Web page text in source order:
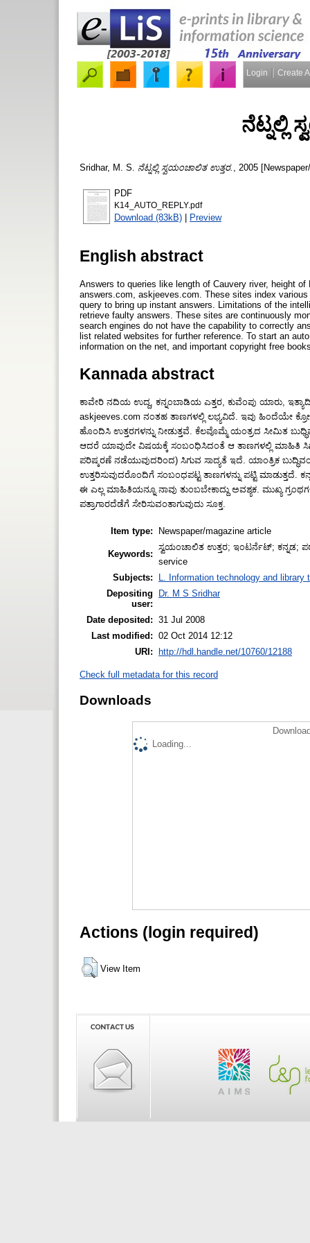
Login Create
ನೆಟ್ನಲ್ಲಿ
Sridhar, M. S. ನೆಟ್ನಲ್ಲಿ ಸ್ವಯಂಚಾಲಿತ ಉತ್ತರ. , 2005
PDF
K14_AUTO_REPLY.pdf
Download (83kB) | Preview
English abstract
Answers to queries like length of Cauvery river, height
answers.com, askjeeves.com. These sites index
query to bring up instant answers. Limitations of the
retrieve faulty answers. These sites are continuously
search engines do not have the capability to correctly
list related websites for further reference. To start an
information on the net, and important copyright free
Kannada abstract
ಕಾವೇರಿ ನದಿಯ ಉದ್ದ, ಕನ್ನಂಬಾಡಿಯ ಎತ್ತರ, ಕುವೆಂಪು ಯಾರು,
askjeeves.com ನಂತಹ ತಾಣಗಳಲ್ಲಿ ಲಭ್ಯವಿದೆ. ಇವು ಹಿಂದೆಯೇ
ಹೊಂದಿಸಿ ಉತ್ತರಗಳನ್ನು ನೀಡುತ್ತವೆ. ಕೆಲವೊಮ್ಮೆ ಯಂತ್ರದ ಸೀಮಿತ
ಆದರೆ ಯಾವುದೇ ವಿಷಯಕ್ಕೆ ಸಂಬಂಧಿಸಿದಂತೆ ಆ ತಾಣಗಳಲ್ಲಿ ಮಾಹಿತಿ
ಪರಿಷ್ಕರಣೆ ನಡೆಯುವುದರಿಂದ) ಸಿಗುವ ಸಾದ್ಯತೆ ಇದೆ. ಯಾಂತ್ರಿಕ
ಉತ್ತರಿಸುವುದರೊಂದಿಗೆ ಸಂಬಂಧಪಟ್ಟ ತಾಣಗಳನ್ನು ಪಟ್ಟಿ
ಈ ಎಲ್ಲ ಮಾಹಿತಿಯನ್ನೂ ನಾವು ತುಂಬಬೇಕಾದ್ದು ಅವಶ್ಯಕ. ಮುಖ್ಯ
ಪತ್ರಾಗಾರದೆಡೆಗೆ ಸೇರಿಸುವಂತಾಗುವುದು ಸೂಕ್ತ.
Item type: Newspaper/magazine article
Keywords:
ಸ್ವಯಂಚಾಲಿತ ಉತ್ತರ; ಇಂಟರ್ನೆಟ್; ಕನ್ನಡ;
service
Subjects:
L. Information technology and library
Depositing
user:
Dr. M S Sridhar
Date deposited: 31 Jul 2008
Last modified: 02 Oct 2014 12:12
URI:
http://hdl.handle.net/10760/12188
Check full metadata for this record
Downloads
Loading...
Actions (login required)
View Item